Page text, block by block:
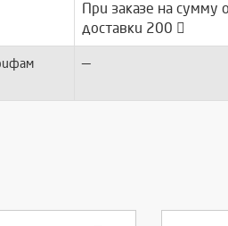
При заказе на сумму
доставки 200
—